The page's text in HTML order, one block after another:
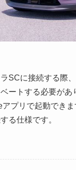
SCに接続する際
ートする必要が
プリで起動でき
る仕様です。